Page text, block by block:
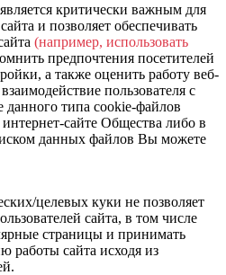
критически важным для
и позволяет обеспечивать
(например, использовать
предпочтения посетителей
а также оценить работу веб-
пользователя с
данного типа cookie-файлов
сайте Общества либо в
данных файлов Вы можете
целевых куки не позволяет
сайта, в том числе
страницы и принимать
работы сайта исходя из